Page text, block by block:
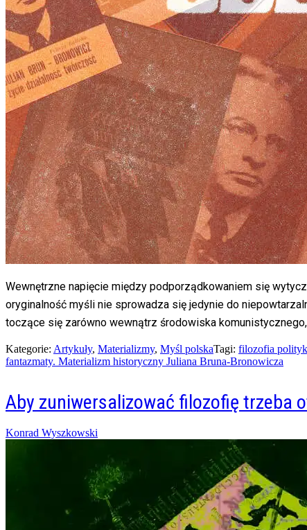
Wewnętrzne napięcie między podporządkowaniem się
oryginalność myśli nie sprowadza się jedynie do
toczące się zarówno wewnątrz środowiska
Kategorie: Artykuły, Materializmy, Myśl polskaTagi: filozofia
fantazmaty. Materializm historyczny Juliana Bruna-Bronowicza
Aby zuniwersalizować filozofię trzeba
Posted
Konrad Wyszkowski